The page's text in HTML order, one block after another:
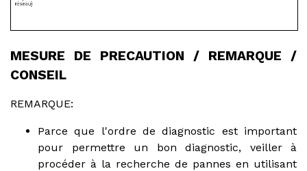
MESURE DE PRECAUTION / REMARQUE /
CONSEIL
REMARQUE:
Parce que l'ordre de diagnostic est important
pour permettre un bon diagnostic, veiller à
procéder à la recherche de pannes en utilisant